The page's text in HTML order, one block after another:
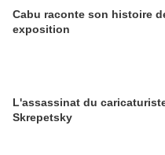
Cabu raconte son histoire
exposition
L'assassinat du
Skrepetsky